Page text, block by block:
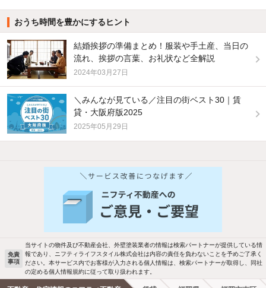
おうち時間を豊かにするヒント
結婚挨拶の準備まとめ！服装や手土産、当日の
流れ、挨拶の言葉、お礼状など全解説
2024年03月27日
＼みんなが見ている／注目の街ベスト30｜賃
貸・大阪府版2025
2025年05月29日
免責
事項
当サイトの物件及び不動産会社、外壁塗装業者の情報は検索パートナーが提供している情
報であり、ニフティライフスタイル株式会社は内容の責任を負わないことを予めご了承く
ださい。本サービス内でお客様が入力される個人情報は、検索パートナーが取得し、同社
の定める個人情報規約に従って取り扱われます。